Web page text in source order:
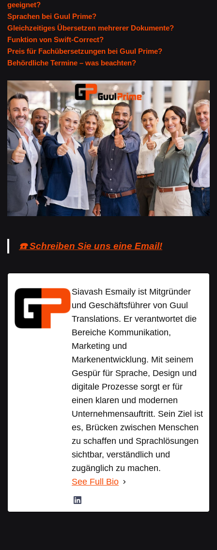
geeignet?
Sprachen bei Guul Prime?
Gleichzeitiges Übersetzen mehrerer Dokumente?
Funktion von Swift-Correct?
Preis für Fachübersetzungen bei Guul Prime?
Behördliche Termine – was beachten?
☎️ Schreiben Sie uns eine Email!
Siavash Esmaily ist Mitgründer
und Geschäftsführer von Guul
Translations. Er verantwortet die
Bereiche Kommunikation,
Marketing und
Markenentwicklung. Mit seinem
Gespür für Sprache, Design und
digitale Prozesse sorgt er für
einen klaren und modernen
Unternehmensauftritt. Sein Ziel ist
es, Brücken zwischen Menschen
zu schaffen und Sprachlösungen
sichtbar, verständlich und
zugänglich zu machen.
See Full Bio